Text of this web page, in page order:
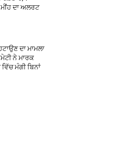
ਦਾ ਅਲਰਟ
ਦਾ ਮਾਮਲਾ
ਨੇ ਮਾਰਕ
ਮੰਗੀ ਬਿਨਾਂ